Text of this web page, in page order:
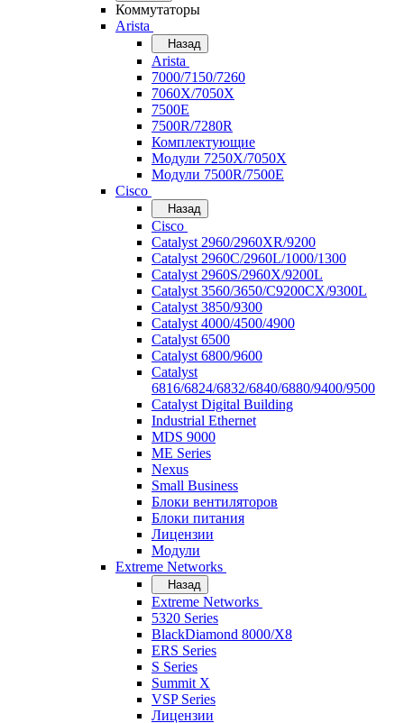
Коммутаторы
Arista
Назад
Arista
7000/7150/7260
7060X/7050X
7500E
7500R/7280R
Комплектующие
Модули 7250X/7050X
Модули 7500R/7500E
Cisco
Назад
Cisco
Catalyst 2960/2960XR/9200
Catalyst 2960C/2960L/1000/1300
Catalyst 2960S/2960X/9200L
Catalyst 3560/3650/C9200CX/9300L
Catalyst 3850/9300
Catalyst 4000/4500/4900
Catalyst 6500
Catalyst 6800/9600
Catalyst
6816/6824/6832/6840/6880/9400/9500
Catalyst Digital Building
Industrial Ethernet
MDS 9000
ME Series
Nexus
Small Business
Блоки вентиляторов
Блоки питания
Лицензии
Модули
Extreme Networks
Назад
Extreme Networks
5320 Series
BlackDiamond 8000/X8
ERS Series
S Series
Summit X
VSP Series
Лицензии